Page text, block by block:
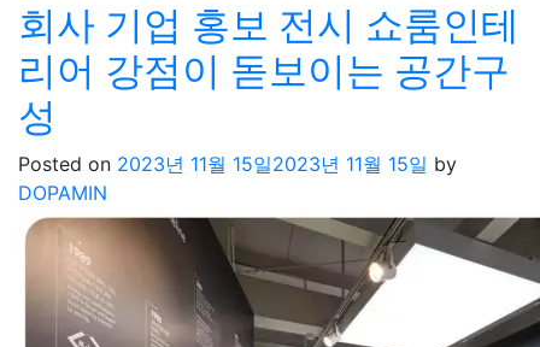
회사 기업 홍보 전시 쇼룸인테
리어 강점이 돋보이는 공간구
성
Posted on 2023년 11월 15일2023년 11월 15일 by
DOPAMIN